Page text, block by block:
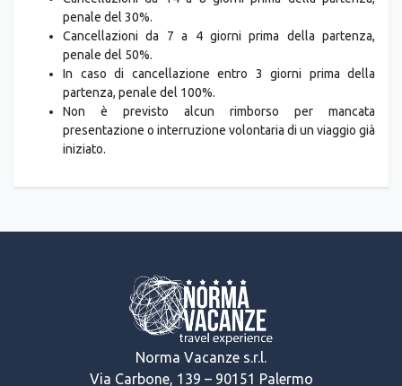
penale del 30%.
Cancellazioni da 7 a 4 giorni prima della partenza,
penale del 50%.
In caso di cancellazione entro 3 giorni prima della
partenza, penale del 100%.
Non è previsto alcun rimborso per mancata
presentazione o interruzione volontaria di un viaggio già
iniziato.
Norma Vacanze s.r.l.
Via Carbone, 139 – 90151 Palermo